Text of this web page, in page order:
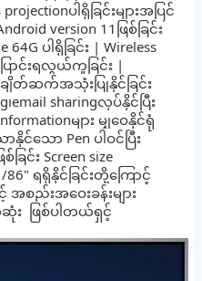
ပါရှိခြင်းများအပြင်
version 11ဖြစ်ခြင်း
64G ပါရှိခြင်း | Wireless
ောင်းရလွယ်ကူခြင်း |
ချိတ်ဆက်အသုံးပြုနိုင်ခြင်း
၊email sharingလုပ်နိုင်ပြီး
များ မျှဝေနိုင်ရုံ
င်သော Pen ပါဝင်ပြီး
ခြင်း Screen size
ရရှိနိုင်ခြင်းတို့ကြောင့်
အစည်းအဝေးခန်းများ
ဖြစ်ပါတယ်ရှင့်